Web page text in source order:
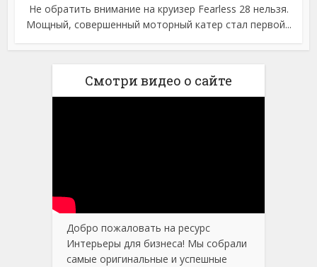
Не обратить внимание на круизер Fearless 28 нельзя.
Мощный, совершенный моторный катер стал первой...
Смотри видео о сайте
Добро пожаловать на ресурс
Интерьеры для бизнеса! Мы собрали
самые оригинальные и успешные